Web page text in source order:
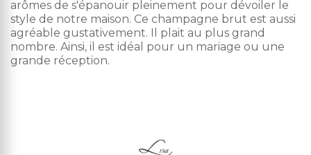
arômes de s'épanouir pleinement pour dévoiler le
style de notre maison. Ce champagne brut est aussi
agréable gustativement. Il plait au plus grand
nombre. Ainsi, il est idéal pour un mariage ou une
grande réception.